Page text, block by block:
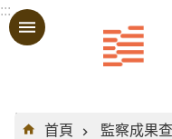
跳到主要內容區塊
:::
:::
首頁
監察成果